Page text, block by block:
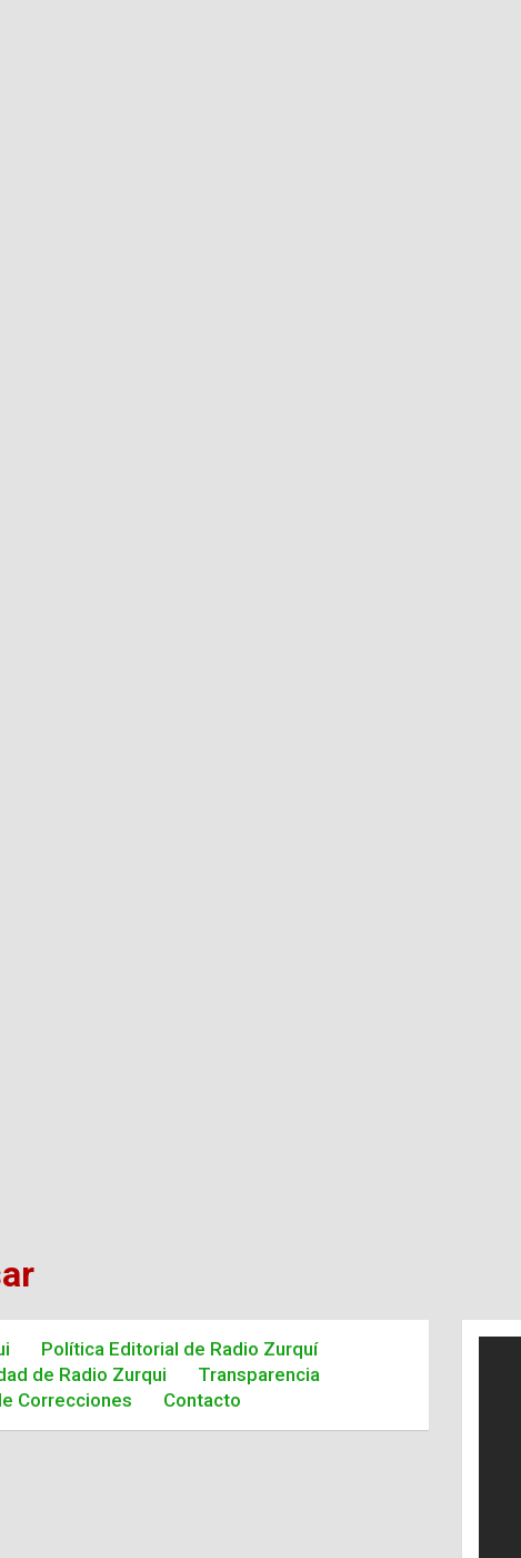
Política Editorial de Radio Zurquí
de Radio Zurqui
Transparencia
Correcciones
Contacto